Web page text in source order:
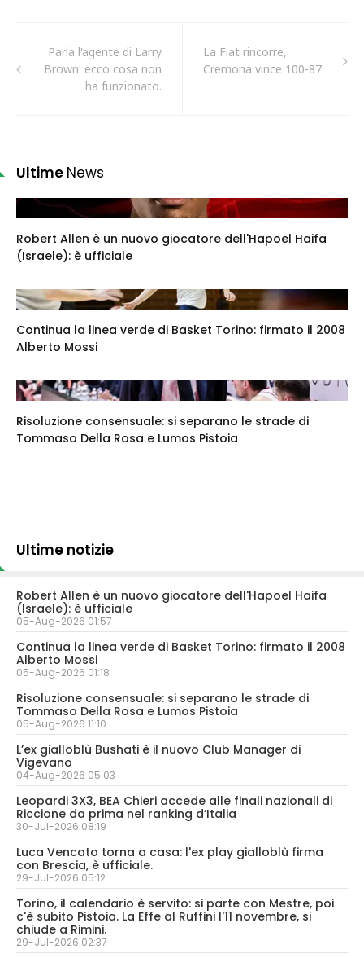
Parla l'agente di Larry
Brown: ecco cosa non
ha funzionato.
La Fiat rincorre,
Cremona vince 100-87
Ultime News
Robert Allen è un nuovo giocatore dell'Hapoel Haifa
(Israele): è ufficiale
Continua la linea verde di Basket Torino: firmato il 2008
Alberto Mossi
Risoluzione consensuale: si separano le strade di
Tommaso Della Rosa e Lumos Pistoia
Ultime notizie
Robert Allen è un nuovo giocatore dell'Hapoel Haifa
(Israele): è ufficiale
05-Aug-2026 01:57
Continua la linea verde di Basket Torino: firmato il 2008
Alberto Mossi
05-Aug-2026 01:18
Risoluzione consensuale: si separano le strade di
Tommaso Della Rosa e Lumos Pistoia
05-Aug-2026 11:10
L’ex gialloblù Bushati è il nuovo Club Manager di
Vigevano
04-Aug-2026 05:03
Leopardi 3X3, BEA Chieri accede alle finali nazionali di
Riccione da prima nel ranking d’Italia
30-Jul-2026 08:19
Luca Vencato torna a casa: l'ex play gialloblù firma
con Brescia, è ufficiale.
29-Jul-2026 05:12
Torino, il calendario è servito: si parte con Mestre, poi
c'è subito Pistoia. La Effe al Ruffini l'11 novembre, si
chiude a Rimini.
29-Jul-2026 02:37